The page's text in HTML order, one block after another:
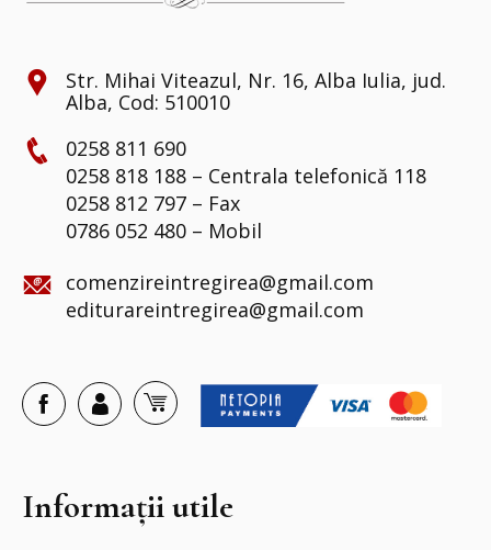
Str. Mihai Viteazul, Nr. 16, Alba Iulia, jud.
Alba, Cod: 510010
0258 811 690
0258 818 188 – Centrala telefonică 118
0258 812 797 – Fax
0786 052 480 – Mobil
comenzireintregirea@gmail.com
editurareintregirea@gmail.com
Informații utile